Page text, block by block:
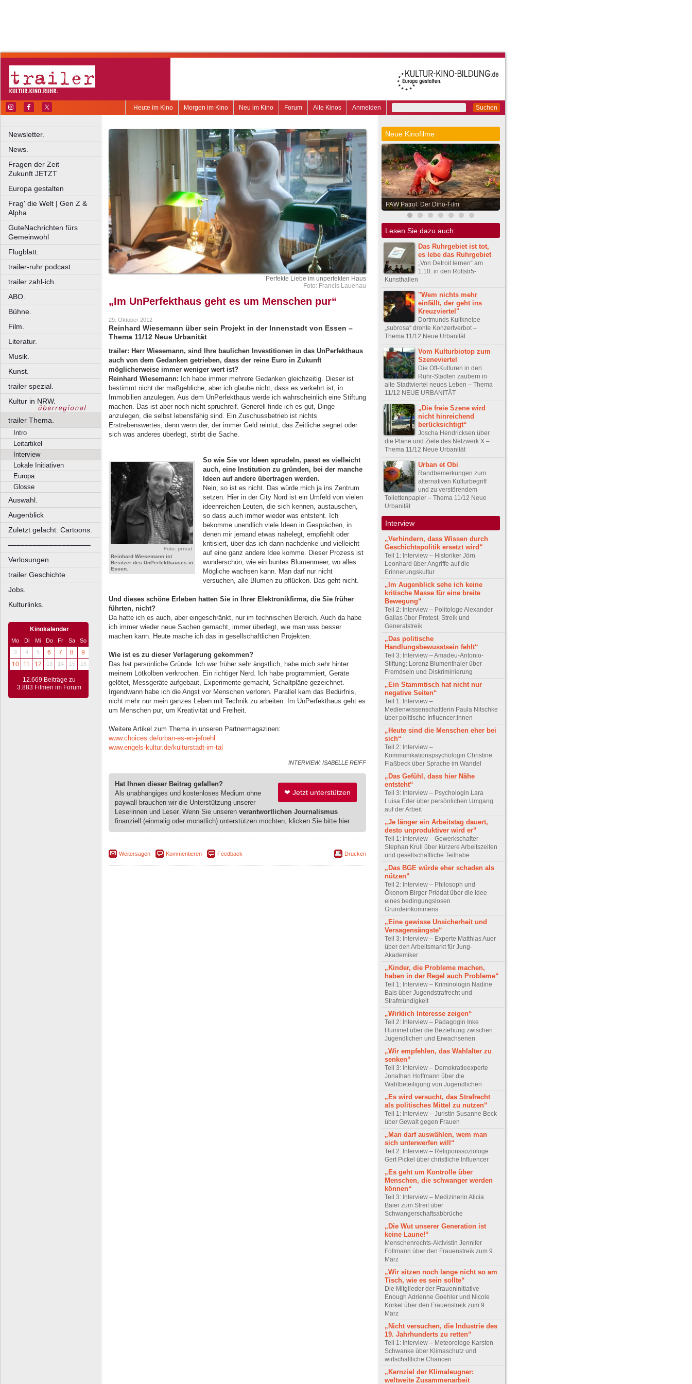
Suchen
Anmelden
Alle Kinos
Forum
Neu im Kino
Morgen im Kino
Heute im Kino
Newsletter.
News.
Fragen der Zeit
Zukunft JETZT
Europa gestalten
Frag' die Welt | Gen Z &
Alpha
GuteNachrichten fürs
Gemeinwohl
Flugblatt.
trailer-ruhr podcast.
trailer zahl-ich.
ABO.
Bühne.
Film.
Literatur.
Musik.
Kunst.
trailer spezial.
Kultur in NRW.
trailer Thema.
Intro
Leitartikel
Interview
Lokale Initiativen
Europa
Glosse
Auswahl.
Augenblick
Zuletzt gelacht: Cartoons.
––––––––––––––––––––
Verlosungen.
trailer Geschichte
Jobs.
Kulturlinks.
Kinokalender
Mo Di Mi Do Fr Sa
So
3
4 5 6 7 8
9
10
11 12 13 14 15 16
12.669 Beiträge zu
3.883 Filmen im Forum
Perfekte Liebe im unperfekten Haus
Foto: Francis Lauenau
„Im UnPerfekthaus geht es um Menschen pur“
29. Oktober 2012
Reinhard Wiesemann über sein Projekt in der Innenstadt von Essen –
Thema 11/12 Neue Urbanität
trailer: Herr Wiesemann, sind Ihre baulichen Investitionen in das UnPerfekthaus
auch von dem Gedanken getrieben, dass der reine Euro in Zukunft
möglicherweise immer weniger wert ist?
Reinhard Wiesemann: Ich habe immer mehrere Gedanken gleichzeitig. Dieser ist
bestimmt nicht der maßgebliche, aber ich glaube nicht, dass es verkehrt ist, in
Immobilien anzulegen. Aus dem UnPerfekthaus werde ich wahrscheinlich eine Stiftung
machen. Das ist aber noch nicht spruchreif. Generell finde ich es gut, Dinge
anzulegen, die selbst lebensfähig sind. Ein Zuschussbetrieb ist nichts
Erstrebenswertes, denn wenn der, der immer Geld reintut, das Zeitliche segnet oder
sich was anderes überlegt, stirbt die Sache.
Foto: privat
Reinhard Wiesemann ist
Besitzer des UnPerfekthauses in
Essen.
So wie Sie vor Ideen sprudeln, passt es vielleicht
auch, eine Institution zu gründen, bei der manche
Ideen auf andere übertragen werden.
Nein, so ist es nicht. Das würde mich ja ins Zentrum
setzen. Hier in der City Nord ist ein Umfeld von vielen
ideenreichen Leuten, die sich kennen, austauschen,
so dass auch immer wieder was entsteht. Ich
bekomme unendlich viele Ideen in Gesprächen, in
denen mir jemand etwas nahelegt, empfiehlt oder
kritisiert, über das ich dann nachdenke und vielleicht
auf eine ganz andere Idee komme. Dieser Prozess ist
wunderschön, wie ein buntes Blumenmeer, wo alles
Mögliche wachsen kann. Man darf nur nicht
versuchen, alle Blumen zu pflücken. Das geht nicht.
Und dieses schöne Erleben hatten Sie in Ihrer Elektronikfirma, die Sie früher
führten, nicht?
Da hatte ich es auch, aber eingeschränkt, nur im technischen Bereich. Auch da habe
ich immer wieder neue Sachen gemacht, immer überlegt, wie man was besser
machen kann. Heute mache ich das in gesellschaftlichen Projekten.
Wie ist es zu dieser Verlagerung gekommen?
Das hat persönliche Gründe. Ich war früher sehr ängstlich, habe mich sehr hinter
meinem Lötkolben verkrochen. Ein richtiger Nerd. Ich habe programmiert, Geräte
gelötet, Messgeräte aufgebaut, Experimente gemacht, Schaltpläne gezeichnet.
Irgendwann habe ich die Angst vor Menschen verloren. Parallel kam das Bedürfnis,
nicht mehr nur mein ganzes Leben mit Technik zu arbeiten. Im UnPerfekthaus geht es
um Menschen pur, um Kreativität und Freiheit.
Weitere Artikel zum Thema in unseren Partnermagazinen:
www.choices.de/urban-es-en-jefoehl
www.engels-kultur.de/kulturstadt-im-tal
INTERVIEW: ISABELLE REIFF
❤ Jetzt unterstützen
Hat Ihnen dieser Beitrag gefallen?
Als unabhängiges und kostenloses Medium ohne
paywall brauchen wir die Unterstützung unserer
Leserinnen und Leser. Wenn Sie unseren verantwortlichen Journalismus
finanziell (einmalig oder monatlich) unterstützen möchten, klicken Sie bitte hier.
Weitersagen Kommentieren Feedback Drucken
Neue Kinofilme
PAW Patrol: Der Dino-Film
Lesen Sie dazu auch:
Das Ruhrgebiet ist tot,
es lebe das Ruhrgebiet
„Von Detroit lernen“ am
1.10. in den Rottstr5-
Kunsthallen
"Wem nichts mehr
einfällt, der geht ins
Kreuzviertel"
Dortmunds Kultkneipe
„subrosa“ drohte Konzertverbot –
Thema 11/12 Neue Urbanität
Vom Kulturbiotop zum
Szeneviertel
Die Off-Kulturen in den
Ruhr-Städten zaubern in
alte Stadtviertel neues Leben – Thema
11/12 NEUE URBANITÄT
„Die freie Szene wird
nicht hinreichend
berücksichtigt“
Joscha Hendricksen über
die Pläne und Ziele des Netzwerk X –
Thema 11/12 Neue Urbanität
Urban et Obi
Randbemerkungen zum
alternativen Kulturbegriff
und zu verstörendem
Toilettenpapier – Thema 11/12 Neue
Urbanität
Interview
„Verhindern, dass Wissen durch
Geschichtspolitik ersetzt wird“
Teil 1: Interview – Historiker Jörn
Leonhard über Angriffe auf die
Erinnerungskultur
„Im Augenblick sehe ich keine
kritische Masse für eine breite
Bewegung“
Teil 2: Interview – Politologe Alexander
Gallas über Protest, Streik und
Generalstreik
„Das politische
Handlungsbewusstsein fehlt“
Teil 3: Interview – Amadeu-Antonio-
Stiftung: Lorenz Blumenthaler über
Fremdsein und Diskriminierung
„Ein Stammtisch hat nicht nur
negative Seiten“
Teil 1: Interview –
Medienwissenschaftlerin Paula Nitschke
über politische Influencer:innen
„Heute sind die Menschen eher bei
sich“
Teil 2: Interview –
Kommunikationspsychologin Christine
Flaßbeck über Sprache im Wandel
„Das Gefühl, dass hier Nähe
entsteht“
Teil 3: Interview – Psychologin Lara
Luisa Eder über persönlichen Umgang
auf der Arbeit
„Je länger ein Arbeitstag dauert,
desto unproduktiver wird er“
Teil 1: Interview – Gewerkschafter
Stephan Krull über kürzere Arbeitszeiten
und gesellschaftliche Teilhabe
„Das BGE würde eher schaden als
nützen“
Teil 2: Interview – Philosoph und
Ökonom Birger Priddat über die Idee
eines bedingungslosen
Grundeinkommens
„Eine gewisse Unsicherheit und
Versagensängste“
Teil 3: Interview – Experte Matthias Auer
über den Arbeitsmarkt für Jung-
Akademiker
„Kinder, die Probleme machen,
haben in der Regel auch Probleme“
Teil 1: Interview – Kriminologin Nadine
Bals über Jugendstrafrecht und
Strafmündigkeit
„Wirklich Interesse zeigen“
Teil 2: Interview – Pädagogin Inke
Hummel über die Beziehung zwischen
Jugendlichen und Erwachsenen
„Wir empfehlen, das Wahlalter zu
senken“
Teil 3: Interview – Demokratieexperte
Jonathan Hoffmann über die
Wahlbeteiligung von Jugendlichen
„Es wird versucht, das Strafrecht
als politisches Mittel zu nutzen“
Teil 1: Interview – Juristin Susanne Beck
über Gewalt gegen Frauen
„Man darf auswählen, wem man
sich unterwerfen will“
Teil 2: Interview – Religionssoziologe
Gert Pickel über christliche Influencer
„Es geht um Kontrolle über
Menschen, die schwanger werden
können“
Teil 3: Interview – Medizinerin Alicia
Baier zum Streit über
Schwangerschaftsabbrüche
„Die Wut unserer Generation ist
keine Laune!“
Menschenrechts-Aktivistin Jennifer
Follmann über den Frauenstreik zum 9.
März
„Wir sitzen noch lange nicht so am
Tisch, wie es sein sollte“
Die Mitglieder der Fraueninitiative
Enough Adrienne Goehler und Nicole
Körkel über den Frauenstreik zum 9.
März
„Nicht versuchen, die Industrie des
19. Jahrhunderts zu retten“
Teil 1: Interview – Meteorologe Karsten
Schwanke über Klimaschutz und
wirtschaftliche Chancen
„Kernziel der Klimaleugner:
weltweite Zusammenarbeit